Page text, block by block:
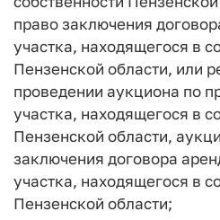
право заключения
участка, находящегося в
Пензенской области, или
проведении аукциона по
участка, находящегося в
Пензенской области,
заключения договора
участка, находящегося в
Пензенской области;